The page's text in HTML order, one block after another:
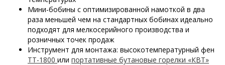
Мини-бобины с оптимизированной намоткой в два
раза меньшей чем на стандартных бобинах идеально
подходят для мелкосерийного производства и
розничных точек продаж
Инструмент для монтажа: высокотемпературный фен
ТТ-1800 или портативные бутановые горелки «КВТ»